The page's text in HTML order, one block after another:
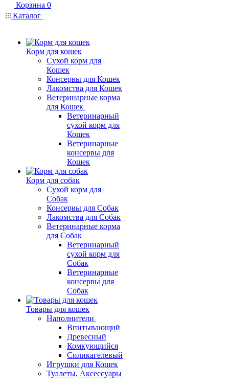
Корзина 0
Каталог
Корм для кошек
Сухой корм для
Кошек
Консервы для Кошек
Лакомства для Кошек
Ветеринарные корма
для Кошек
Ветеринарный
сухой корм для
Кошек
Ветеринарные
консервы для
Кошек
Корм для собак
Сухой корм для
Собак
Консервы для Собак
Лакомства для Собак
Ветеринарные корма
для Собак
Ветеринарный
сухой корм для
Собак
Ветеринарные
консервы для
Собак
Товары для кошек
Наполнители
Впитывающий
Древесный
Комкующийся
Силикагелевый
Игрушки для Кошек
Туалеты, Аксессуары